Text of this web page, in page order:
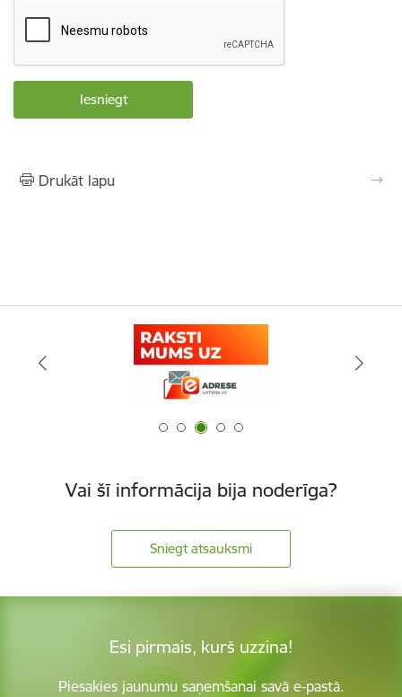
Drukāt lapu
Vai šī informācija bija noderīga?
Sniegt atsauksmi
Esi pirmais, kurš uzzina!
Piesakies jaunumu saņemšanai savā e-pastā.